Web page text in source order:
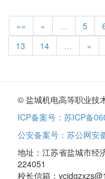
«« « … 5
13
14 … »
© 盐城机电高等职业技
ICP备案号：苏ICP备
公安备案号：苏公网安
地址：江苏省盐城市经
224051
校长信箱：